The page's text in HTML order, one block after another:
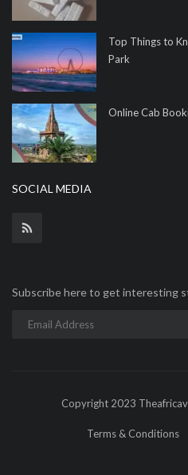
Top Things to
Park
Online Cab
SOCIAL MEDIA
Subscribe here to get interesting
Copyright 2023
Terms & Conditions